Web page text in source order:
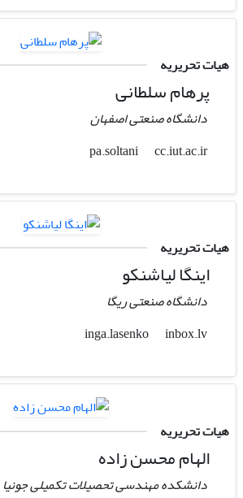
هیات تحریریه
پرهام سلطانی
دانشگاه صنعتی اصفهان
pa.soltani
cc.iut.ac.ir
هیات تحریریه
اینگا لیاشنکو
دانشگاه صنعتی ریگا
inbox.lv
هیات تحریریه
الهام محسن زاده
دانشکده مهندسی تحصیلات تکمیلی جونیا